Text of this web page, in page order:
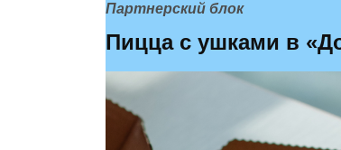
Партнерский блок
Пицца с ушками в